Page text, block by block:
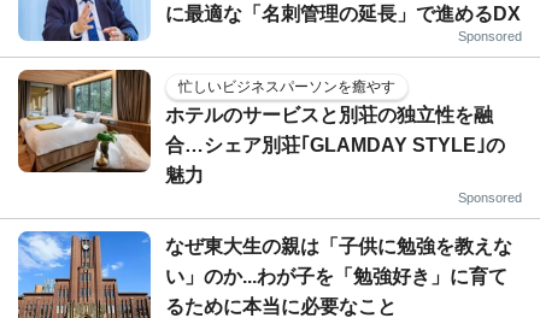
に最適な「名刺管理の延長」で進めるDX
Sponsored
忙しいビジネスパーソンを癒やす
ホテルのサービスと別荘の独立性を融
合…シェア別荘｢GLAMDAY STYLE｣の
魅力
Sponsored
なぜ東大生の親は「子供に勉強を教えな
い」のか...わが子を「勉強好き」に育て
るために本当に必要なこと